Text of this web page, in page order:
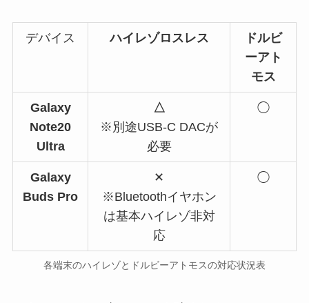
デバイス ハイレゾロスレス
ドルビ
ーアト
モス
Galaxy
Note20
Ultra
△
※別途USB-C DACが
必要
◯
Galaxy
Buds Pro
✕
※Bluetoothイヤホン
は基本ハイレゾ非対
応
◯
各端末のハイレゾとドルビーアトモスの対応状況表